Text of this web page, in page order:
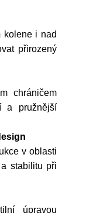
kolene i nad
přirozený
chráničem
a pružnější
v oblasti
stabilitu při
úpravou